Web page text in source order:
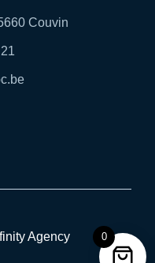
Couvin
Agency 0